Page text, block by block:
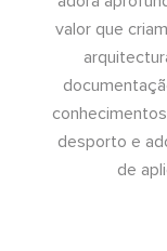
valor que
desporto e
de